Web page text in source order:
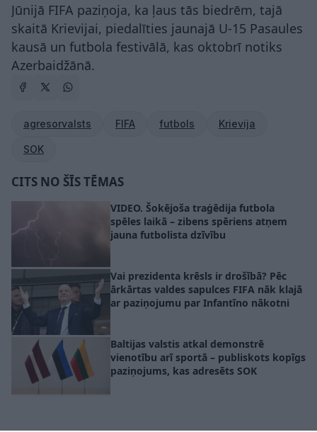
Jūnijā FIFA paziņoja, ka ļaus tās biedrēm, tajā
skaitā Krievijai, piedalīties jaunajā U-15 Pasaules
kausā un futbola festivālā, kas oktobrī notiks
Azerbaidžānā.
agresorvalsts FIFA futbols Krievija
SOK
CITS NO ŠĪS TĒMAS
VIDEO. Šokējoša traģēdija futbola
spēles laikā – zibens spēriens atņem
jauna futbolista dzīvību
Vai prezidenta krēsls ir drošībā? Pēc
ārkārtas valdes sapulces FIFA nāk klajā
ar paziņojumu par Infantīno nākotni
Baltijas valstis atkal demonstrē
vienotību arī sportā – publiskots kopīgs
paziņojums, kas adresēts SOK